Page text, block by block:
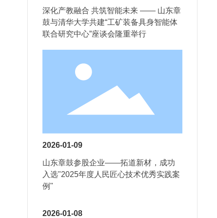
深化产教融合 共筑智能未来 —— 山东章
鼓与清华大学共建“工矿装备具身智能体
联合研究中心”座谈会隆重举行
2026-01-09
山东章鼓参股企业——拓道新材，成功
入选"2025年度人民匠心技术优秀实践案
例"
2026-01-08